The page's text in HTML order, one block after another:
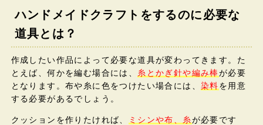
ハンドメイドクラフトをするのに必要な
道具とは？
作成したい作品によって必要な道具が変わってきます。た
とえば、何かを編む場合には、 糸とかぎ針や編み棒が必要
となります。布や糸に色をつけたい場合には、染料を用意
する必要があるでしょう。
クッションを作りたければ、 ミシンや布、糸が必要です